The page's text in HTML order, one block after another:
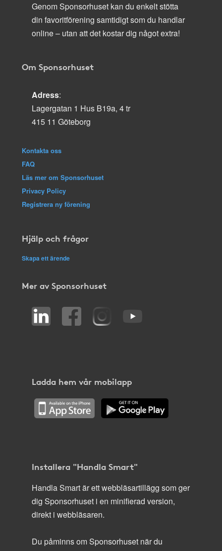
Genom Sponsorhuset kan du enkelt stötta
din favoritförening samtidigt som du handlar
online – utan att det kostar dig något extra!
Om Sponsorhuset
Adress:
Lagergatan 1 Hus B19a, 4 tr
415 11 Göteborg
Kontakta oss
FAQ
Läs mer om Sponsorhuset
Privacy Policy
Registrera ny förening
Hjälp och frågor
Skapa ett ärende
Mer av Sponsorhuset
Ladda hem vår mobilapp
Installera "Handla Smart"
Handla Smart är ett webbläsartillägg som ger
dig Sponsorhuset i en minifierad version,
direkt i webbläsaren.
Du påminns om Sponsorhuset när du